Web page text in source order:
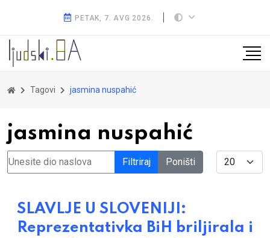
PETAK, 7. AVG 2026.
Tagovi jasmina nuspahić
jasmina nuspahić
Unesite dio naslova Filtriraj Poništi Display #
SLAVLJE U SLOVENIJI:
Reprezentativka BiH briljirala i